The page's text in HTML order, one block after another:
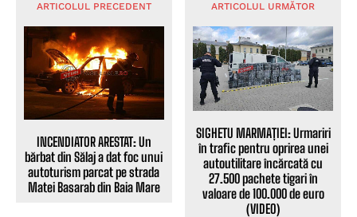
ARTICOLUL PRECEDENT
INCENDIATOR ARESTAT: Un
bărbat din Sălaj a dat foc unui
autoturism parcat pe strada
Matei Basarab din Baia Mare
ARTICOLUL URMĂTOR
SIGHETU MARMAȚIEI: Urmariri
în trafic pentru oprirea unei
autoutilitare încărcată cu
27.500 pachete tigari în
valoare de 100.000 de euro
(VIDEO)